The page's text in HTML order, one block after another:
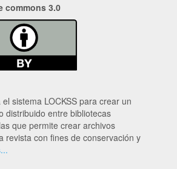
commons 3.0
sistema LOCKSS para crear un
distribuido entre bibliotecas
que permite crear archivos
revista con fines de conservación y